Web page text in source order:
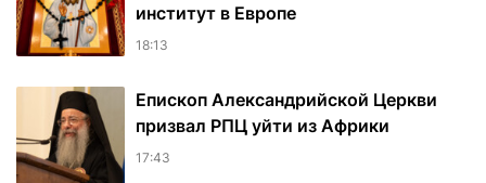
институт в Европе
18:13
Епископ Александрийской Церкви
призвал РПЦ уйти из Африки
17:43